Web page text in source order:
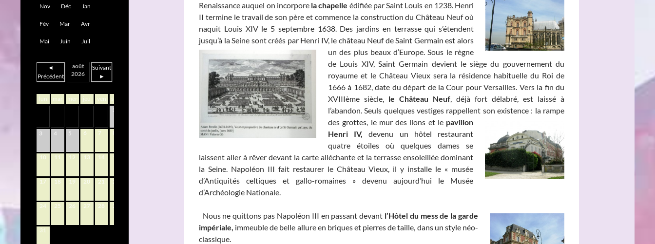
Renaissance auquel on incorpore la chapelle édifiée par Saint Louis en 1238. Henri
II termine le travail de son père et commence la construction du Château Neuf où
naquit Louis XIV le 5 septembre 1638. Des jardins en terrasse qui s’étendent
jusqu’à la Seine sont créés par Henri IV, le château Neuf de Saint Germain est alors
un des plus beaux d’Europe.Sous le règne
de Louis XIV, Saint Germain devient le siège du gouvernement du
royaume et le Château Vieux sera la résidence habituelle du Roi de
1666 à 1682, date du départ de la Cour pour Versailles. Vers la fin du
XVIIIème siècle, le Château Neuf, déjà fort délabré, est laissé à
l’abandon. Seuls quelques vestiges rappellent son existence : la rampe
des grottes, le mur des lions et le pavillon
Henri
IV, devenu un hôtel restaurant
quatre étoiles où quelques dames se
laissent aller à rêver devant la carte alléchante et la terrasse ensoleillée dominant
la Seine. Napoléon III fait restaurer le Château Vieux, il y installe le « musée
d’Antiquités celtiques et gallo-romaines » devenu aujourd’hui le Musée
d’Archéologie Nationale.
Nous ne quittons pas Napoléon III en passant devant l’Hôtel du mess de la garde
impériale, immeuble de belle allure en briques et pierres de taille, dans un style néo-
classique.
Nov Déc Jan
Fév Mar Avr
Mai Juin Juil
◄
Précédent
août
2026
Suivant
►
lun mar mer jeu ven sam
1
3 4 5 6 7 8
10 11 12 13 14 15
17 18 19 20 21 22
24 25 26 27 28 29
31